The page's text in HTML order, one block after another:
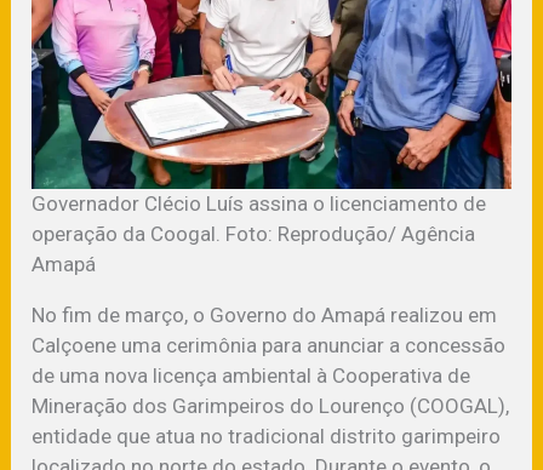
Governador Clécio Luís assina o licenciamento de
operação da Coogal. Foto: Reprodução/ Agência
Amapá
No fim de março, o Governo do Amapá realizou em
Calçoene uma cerimônia para anunciar a concessão
de uma nova licença ambiental à Cooperativa de
Mineração dos Garimpeiros do Lourenço (COOGAL),
entidade que atua no tradicional distrito garimpeiro